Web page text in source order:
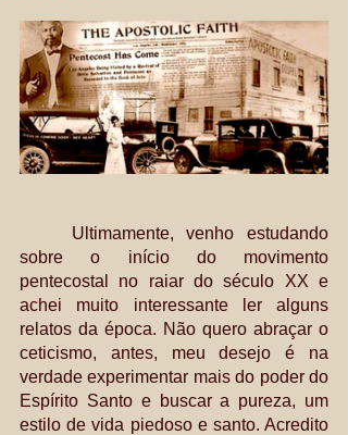
sobre o início do movimento
pentecostal no raiar do século XX e
achei muito interessante ler alguns
relatos da época. Não quero abraçar o
ceticismo, antes, meu desejo é na
verdade experimentar mais do poder do
Espírito Santo e buscar a pureza, um
estilo de vida piedoso e santo. Acredito